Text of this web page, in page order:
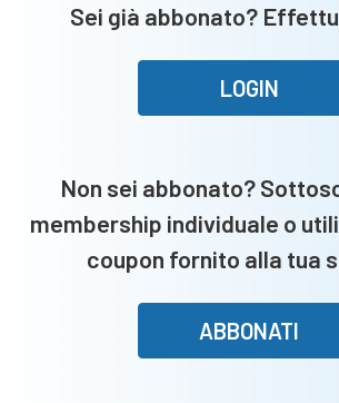
play
off,
di
competenza
Serie
C”
Sei già abbonato?
LOGIN
Non sei abbonato?
membership individuale o
coupon fornito alla tua
ABBONATI